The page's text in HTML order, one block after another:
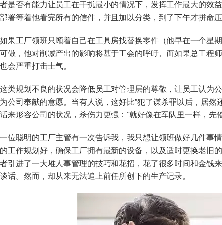
者是否有能力让员工在干扰最小的情况下，发挥工作最大的效
部署等着他看完所有的信件，并且加以分类，到了下午才拼命
如果工厂领班只顾着自己在工具房找替换零件（他早在一个星
可做，他对削减产出的影响将甚于工会的呼吁。而如果总工程
也会严重打击士气。
这类规划不良的状况会降低员工对管理层的尊敬，让员工认为
为公司奉献的意愿。当有人说，这好比”犯了谋杀罪以后，居
话来形容公司的状况，杀伤力更强：”就好像在军队里一样，先
一位聪明的工厂主管有一次告诉我，我只想让领班做好几件事
的工作规划好，确保工厂拥有最新的设备，以及适时更换老旧
者引进了一大堆人事管理的技巧和花招，花了很多时间和金钱
谈话。然而，却从来无法追上前任所创下的生产记录。